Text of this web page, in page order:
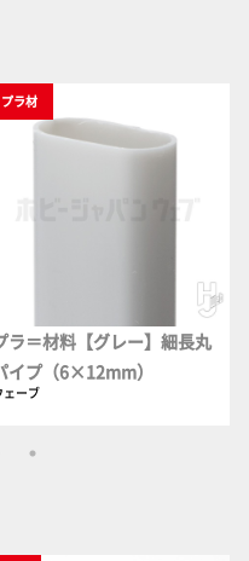
プラ材
ラ＝材料【グレー】細長丸
イプ（6×12mm）
ェーブ